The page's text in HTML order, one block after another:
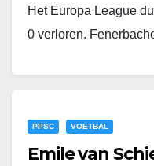
Het Europa League
0 verloren.
PPSC VOETBAL
Emile van